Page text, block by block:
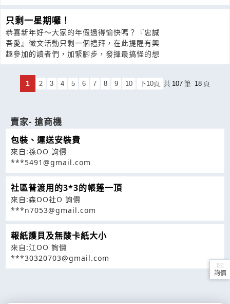
只剩一星期囉！
恭喜新年好～大家的年假過得愉快嗎？『忠誠
吾愛』徵文活動只剩一個禮拜，在此提醒有興
趣參加的讀者們，加緊腳步，發揮最搞怪的想
1 2 3 4 5 6 7 8 9 10 下10頁 共 107 筆 18 頁
賣家- 搶商機
包裝、運送安裝費
來自:孫OO 詢價
***5491@gmail.com
社區普渡用的3*3的帳蓬一頂
來自:森OO社O 詢價
***n7053@gmail.com
報紙護貝及無酸卡紙大小
來自:江OO 詢價
***30320703@gmail.com
詢價